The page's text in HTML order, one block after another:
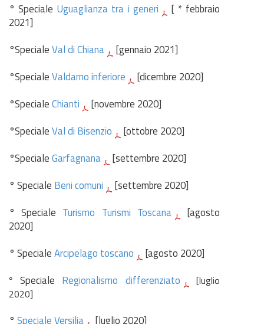
° Speciale Uguaglianza tra i generi
[ * febbraio
2021]
°SpecialeVal di Chiana
[gennaio 2021]
°SpecialeValdarno inferiore
[dicembre 2020]
°SpecialeChianti
[novembre 2020]
°SpecialeVal di Bisenzio
[ottobre 2020]
°SpecialeGarfagnana
[settembre 2020]
° Speciale Beni comuni
[settembre 2020]
° Speciale Turismo Turismi Toscana
[agosto
2020]
° SpecialeArcipelago toscano [agosto 2020]
° Speciale Regionalismo differenziato
[luglio
2020]
° Speciale Versilia [luglio 2020]